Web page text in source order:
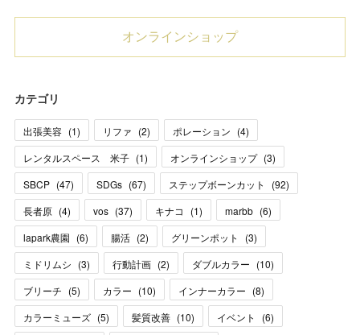
オンラインショップ
カテゴリ
出張美容 (1) リファ (2) ポレーション (4)
レンタルスペース 米子 (1) オンラインショップ (3)
SBCP (47) SDGs (67) ステップボーンカット (92)
長者原 (4) vos (37) キナコ (1) marbb (6)
lapark農園 (6) 腸活 (2) グリーンポット (3)
ミドリムシ (3) 行動計画 (2) ダブルカラー (10)
ブリーチ (5) カラー (10) インナーカラー (8)
カラーミューズ (5) 髪質改善 (10) イベント (6)